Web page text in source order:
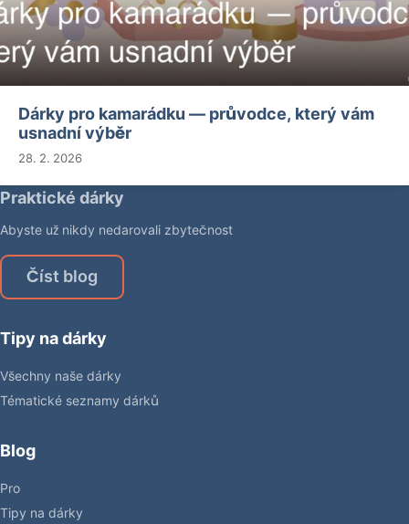
Dárky pro kamarádku — průvodce, který vám
usnadní výběr
28. 2. 2026
Praktické dárky
Abyste už nikdy nedarovali zbytečnost
Číst blog
Tipy na dárky
Všechny naše dárky
Tématické seznamy dárků
Blog
Pro
Tipy na dárky